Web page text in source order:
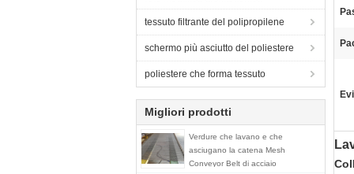
tessuto filtrante del polipropilene
schermo più asciutto del poliestere
poliestere che forma tessuto
Migliori prodotti
Verdure che lavano e che
asciugano la catena Mesh
Conveyor Belt di acciaio